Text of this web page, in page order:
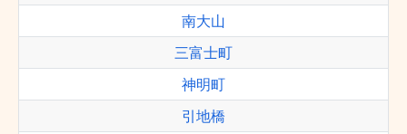
南大山
三富士町
神明町
引地橋